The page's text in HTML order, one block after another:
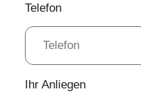
Telefon
Ihr Anliegen